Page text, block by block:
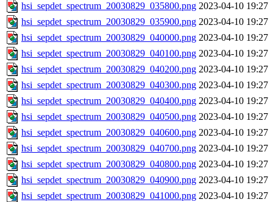
hsi_sepdet_spectrum_20030829_035800.png 2023-04-10 19:27
hsi_sepdet_spectrum_20030829_035900.png 2023-04-10 19:27
hsi_sepdet_spectrum_20030829_040000.png 2023-04-10 19:27
hsi_sepdet_spectrum_20030829_040100.png 2023-04-10 19:27
hsi_sepdet_spectrum_20030829_040200.png 2023-04-10 19:27
hsi_sepdet_spectrum_20030829_040300.png 2023-04-10 19:27
hsi_sepdet_spectrum_20030829_040400.png 2023-04-10 19:27
hsi_sepdet_spectrum_20030829_040500.png 2023-04-10 19:27
hsi_sepdet_spectrum_20030829_040600.png 2023-04-10 19:27
hsi_sepdet_spectrum_20030829_040700.png 2023-04-10 19:27
hsi_sepdet_spectrum_20030829_040800.png 2023-04-10 19:27
hsi_sepdet_spectrum_20030829_040900.png 2023-04-10 19:27
hsi_sepdet_spectrum_20030829_041000.png 2023-04-10 19:27